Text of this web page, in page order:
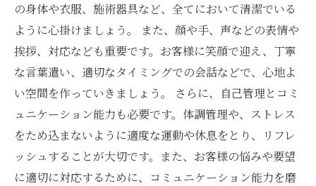
の身体や衣服、施術器具など、全てにおいて清潔でいる
ように心掛けましょう。 また、顔や手、声などの表情や
挨拶、対応なども重要です。お客様に笑顔で迎え、丁寧
な言葉遣い、適切なタイミングでの会話などで、心地よ
い空間を作っていきましょう。 さらに、自己管理とコミ
ュニケーション能力も必要です。体調管理や、ストレス
をため込まないように適度な運動や休息をとり、リフレ
ッシュすることが大切です。また、お客様の悩みや要望
に適切に対応するために、コミュニケーション能力を磨